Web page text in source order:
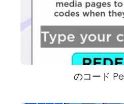
のコード